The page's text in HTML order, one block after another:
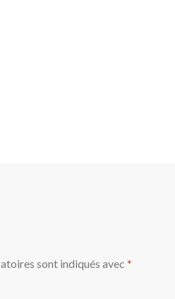
sont indiqués avec *